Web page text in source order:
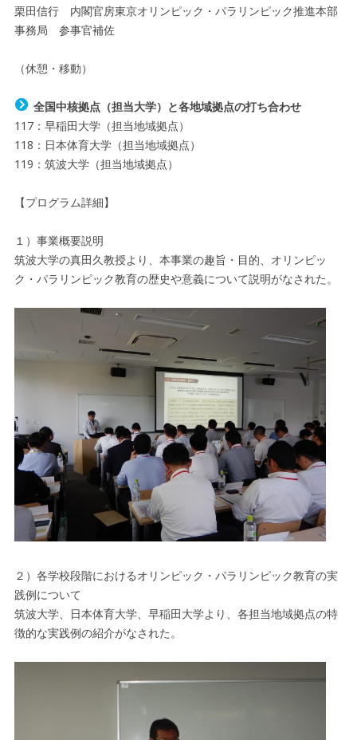
栗田信行 内閣官房東京オリンピック・パラリンピック推進本部
事務局 参事官補佐
（休憩・移動）
全国中核拠点（担当大学）と各地域拠点の打ち合わせ
117：早稲田大学（担当地域拠点）
118：日本体育大学（担当地域拠点）
119：筑波大学（担当地域拠点）
【プログラム詳細】
１）事業概要説明
筑波大学の真田久教授より、本事業の趣旨・目的、オリンピッ
ク・パラリンピック教育の歴史や意義について説明がなされた。
２）各学校段階におけるオリンピック・パラリンピック教育の実
践例について
筑波大学、日本体育大学、早稲田大学より、各担当地域拠点の特
徴的な実践例の紹介がなされた。